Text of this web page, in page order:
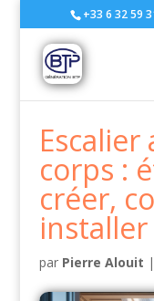
+33 6 32 59
Escalier
corps :
créer,
installer
par Pierre Alouit |